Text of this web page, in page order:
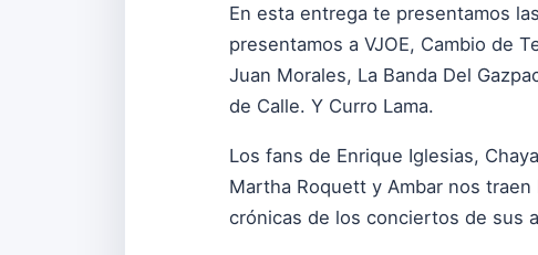
En esta entrega te presentamos
presentamos a VJOE, Cambio de
Juan Morales, La Banda Del
de Calle. Y Curro Lama.
Los fans de Enrique Iglesias,
Martha Roquett y Ambar nos
crónicas de los conciertos de sus